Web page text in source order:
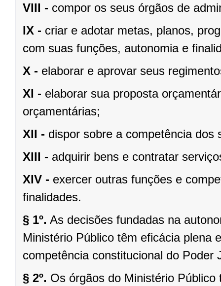
VIII - compor os seus órgãos de
IX - criar e adotar metas, planos,
com suas funções, autonomia e
X - elaborar e aprovar seus
XI - elaborar sua proposta
orçamentárias;
XII - dispor sobre a competência dos
XIII - adquirir bens e contratar
XIV - exercer outras funções e
finalidades.
§ 1º. As decisões fundadas na
Ministério Público têm eficácia plena
competência constitucional do Poder
§ 2º. Os órgãos do Ministério